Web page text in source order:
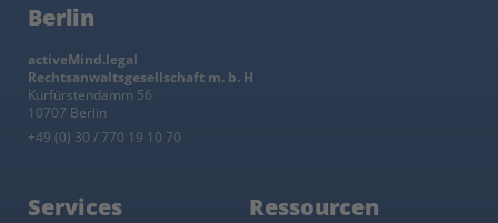
Berlin
activeMind.legal
Rechtsanwaltsgesellschaft m. b. H
Kurfürstendamm 56
10707 Berlin
+49 (0) 30 / 770 19 10 70
Services Ressourcen